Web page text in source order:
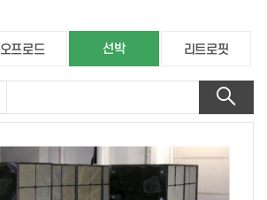
오프로드 선박 리트로핏